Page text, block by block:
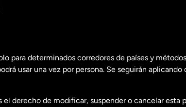
para determinados corredores de países y
usar una vez por persona. Se seguirán aplicando
el derecho de modificar, suspender o cancelar esta